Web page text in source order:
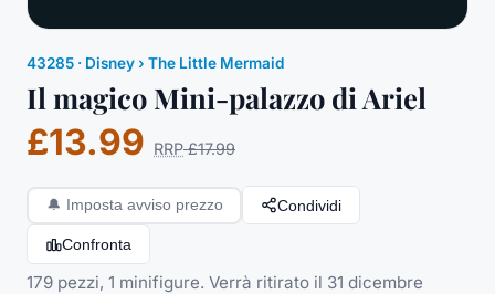
43285 · Disney› The Little Mermaid
Il magico Mini-palazzo di Ariel
£13.99 RRP £17.99
🔔 Imposta avviso prezzo Condividi
Confronta
179 pezzi, 1 minifigure. Verrà ritirato il 31 dicembre